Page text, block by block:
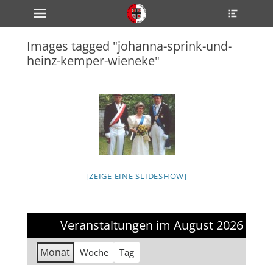
zum
Inhalt
Primärmenü
Images tagged "johanna-sprink-und-
heinz-kemper-wieneke"
[ZEIGE EINE SLIDESHOW]
Veranstaltungen im August 2026
Monat Woche Tag